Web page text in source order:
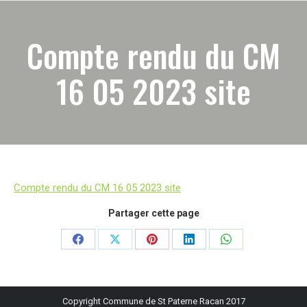
Compte rendu du CM
16 05 2023 site
Compte rendu du CM 16 05 2023 site
Partager cette page
Partager
Facebook
Partager
X
Partager
Pinterest
Partager
LinkedIn
Partager
WhatsApp
Copyright Commune de St Paterne Racan 2017